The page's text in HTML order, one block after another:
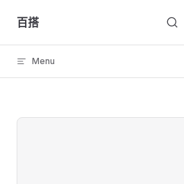
Skip to content
百搭
Menu